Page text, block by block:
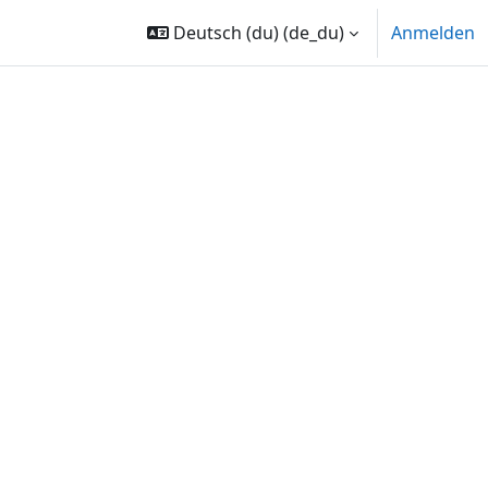
Deutsch (du) ‎(de_du)‎ Anmelden